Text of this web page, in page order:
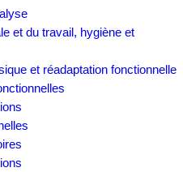
et du travail, hygiène et
et réadaptation fonctionnelle